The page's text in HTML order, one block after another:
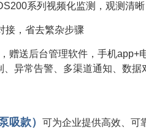
系列视频化监测，观测清
接，省去繁杂步骤
赠送后台管理软件，手机
异常告警、多渠道通知、数据
吸款） 可为企业提供高效、可